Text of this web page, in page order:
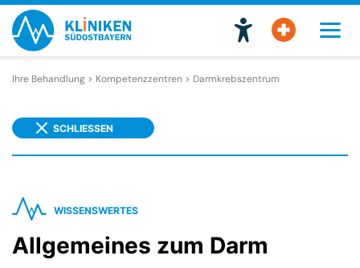
Ihre Behandlung > Kompetenzzentren > Darmkrebszentrum
SCHLIESSEN
WISSENSWERTES
Allgemeines zum Darm